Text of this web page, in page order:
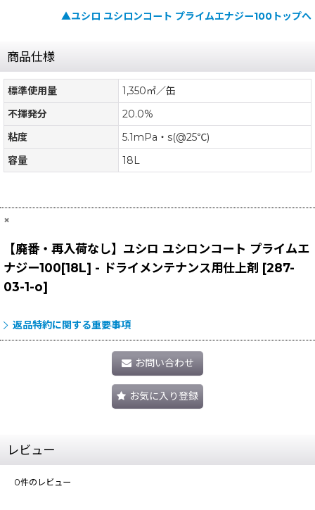
▲ユシロ ユシロンコート プライムエナジー100トップへ
商品仕様
標準使用量
1,350㎡／缶
不揮発分
20.0%
粘度
5.1mPa・s(@25℃)
容量
18L
×
【廃番・再入荷なし】ユシロ ユシロンコート プライムエ
ナジー100[18L] - ドライメンテナンス用仕上剤 [287-
03-1-o]
返品特約に関する重要事項
お問い合わせ
お気に入り登録
レビュー
0件のレビュー